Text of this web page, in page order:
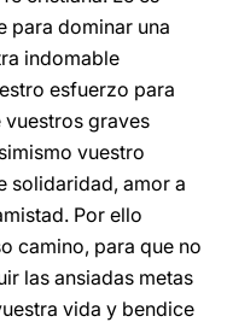
para dominar una
indomable
esfuerzo para
graves
vuestro
solidaridad, amor a
Por ello
camino, para que no
las ansiadas metas
vida y bendice